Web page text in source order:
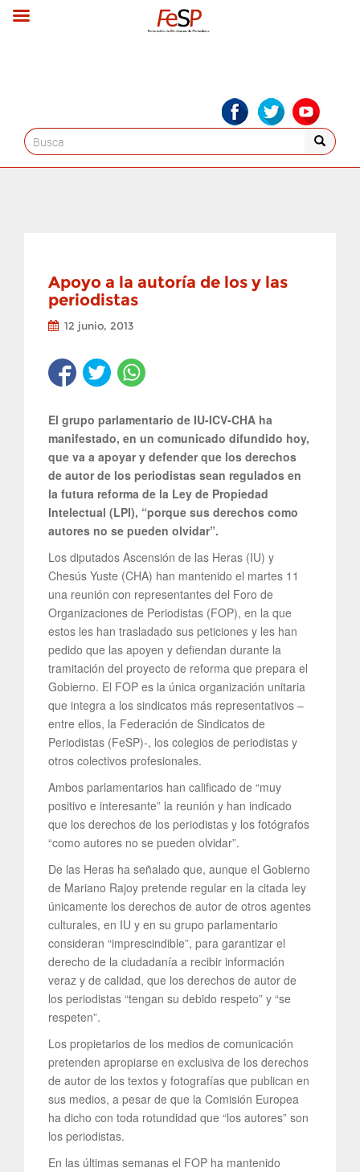
Search
for:
Apoyo a la autoría de los y las
periodistas
12 junio, 2013
El grupo parlamentario de IU-ICV-CHA ha
manifestado, en un comunicado difundido hoy,
que va a apoyar y defender que los derechos
de autor de los periodistas sean regulados en
la futura reforma de la Ley de Propiedad
Intelectual (LPI), “porque sus derechos como
autores no se pueden olvidar”.
Los diputados Ascensión de las Heras (IU) y
Chesús Yuste (CHA) han mantenido el martes 11
una reunión con representantes del Foro de
Organizaciones de Periodistas (FOP), en la que
estos les han trasladado sus peticiones y les han
pedido que las apoyen y defiendan durante la
tramitación del proyecto de reforma que prepara el
Gobierno. El FOP es la única organización unitaria
que integra a los sindicatos más representativos –
entre ellos, la Federación de Sindicatos de
Periodistas (FeSP)-, los colegios de periodistas y
otros colectivos profesionales.
Ambos parlamentarios han calificado de “muy
positivo e interesante” la reunión y han indicado
que los derechos de los periodistas y los fotógrafos
“como autores no se pueden olvidar”.
De las Heras ha señalado que, aunque el Gobierno
de Mariano Rajoy pretende regular en la citada ley
únicamente los derechos de autor de otros agentes
culturales, en IU y en su grupo parlamentario
consideran “imprescindible”, para garantizar el
derecho de la ciudadanía a recibir información
veraz y de calidad, que los derechos de autor de
los periodistas “tengan su debido respeto” y “se
respeten”.
Los propietarios de los medios de comunicación
pretenden apropiarse en exclusiva de los derechos
de autor de los textos y fotografías que publican en
sus medios, a pesar de que la Comisión Europea
ha dicho con toda rotundidad que “los autores” son
los periodistas.
En las últimas semanas el FOP ha mantenido